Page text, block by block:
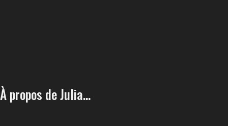
À propos de Julia...